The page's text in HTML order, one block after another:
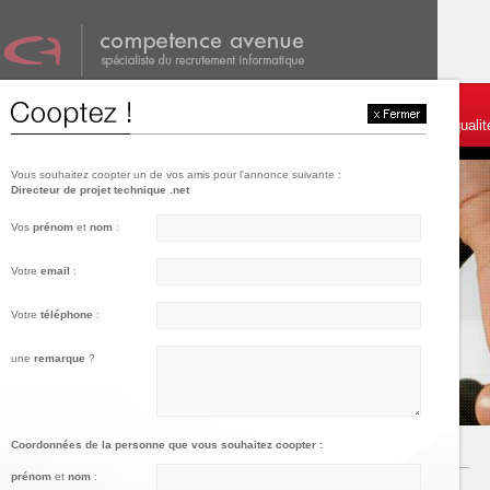
001
Témoignages et services
003
Charte de
Vous souhaitez coopter un de vos amis pour l'annonce suivante :
Directeur de projet technique .net
Vos prénom et nom :
Votre email :
Votre téléphone :
une remarque ?
Coordonnées de la personne que vous souhaitez coopter :
prénom et nom :